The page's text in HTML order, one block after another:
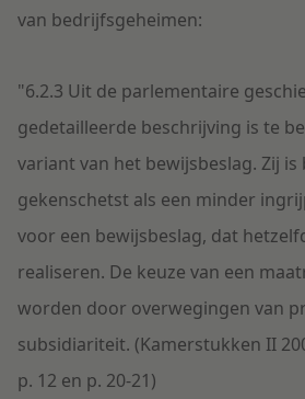
van bedrijfsgeheimen:
"6.2.3 Uit de parlementaire
gedetailleerde beschrijving is te
variant van het bewijsbeslag. Zij is
gekenschetst als een minder
voor een bewijsbeslag, dat
realiseren. De keuze van een
worden door overwegingen van
subsidiariteit. (Kamerstukken II
p. 12 en p. 20-21)